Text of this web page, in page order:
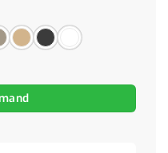
hout oud houtkleurig aantal